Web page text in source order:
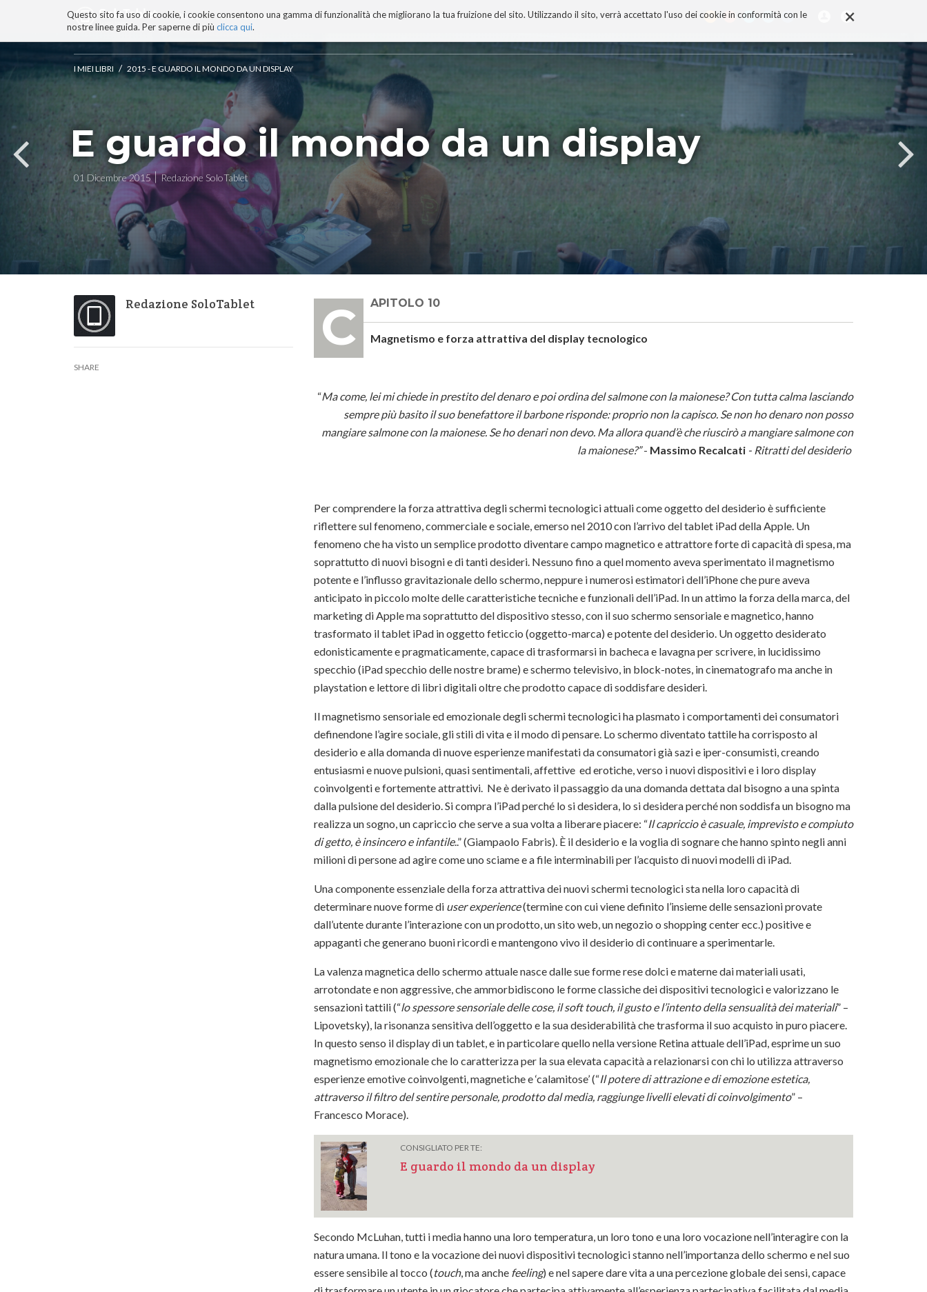
×
Questo sito fa uso di cookie, i cookie consentono una gamma di funzionalità che migliorano la tua fruizione del sito. Utilizzando il sito, verrà accettato l'uso dei cookie in conformità con le
nostre linee guida. Per saperne di più clicca qui.
BLOG TECNOCONSAPEVOLEZZA TECNOBIBLIOGRAFIA I MIEI LIBRI PROGETTO
ai
contenuti.
|
Salta
alla
navigazione
I MIEI LIBRI / 2015 - E GUARDO IL MONDO DA UN DISPLAY
E guardo il mondo da un display
01 Dicembre 2015 Redazione SoloTablet
Redazione SoloTablet
SHARE
CAPITOLO 10
Magnetismo e forza attrattiva del display tecnologico
“Ma come, lei mi chiede in prestito del denaro e poi ordina del salmone con la maionese? Con tutta calma lasciando
sempre più basito il suo benefattore il barbone risponde: proprio non la capisco. Se non ho denaro non posso
mangiare salmone con la maionese. Se ho denari non devo. Ma allora quand’è che riuscirò a mangiare salmone con
la maionese?”- Massimo Recalcati - Ritratti del desiderio
Per comprendere la forza attrattiva degli schermi tecnologici attuali come oggetto del desiderio è sufficiente
riflettere sul fenomeno, commerciale e sociale, emerso nel 2010 con l’arrivo del tablet iPad della Apple. Un
fenomeno che ha visto un semplice prodotto diventare campo magnetico e attrattore forte di capacità di spesa, ma
soprattutto di nuovi bisogni e di tanti desideri. Nessuno fino a quel momento aveva sperimentato il magnetismo
potente e l’influsso gravitazionale dello schermo, neppure i numerosi estimatori dell’iPhone che pure aveva
anticipato in piccolo molte delle caratteristiche tecniche e funzionali dell’iPad. In un attimo la forza della marca, del
marketing di Apple ma soprattutto del dispositivo stesso, con il suo schermo sensoriale e magnetico, hanno
trasformato il tablet iPad in oggetto feticcio (oggetto-marca) e potente del desiderio. Un oggetto desiderato
edonisticamente e pragmaticamente, capace di trasformarsi in bacheca e lavagna per scrivere, in lucidissimo
specchio (iPad specchio delle nostre brame) e schermo televisivo, in block-notes, in cinematografo ma anche in
playstation e lettore di libri digitali oltre che prodotto capace di soddisfare desideri.
Il magnetismo sensoriale ed emozionale degli schermi tecnologici ha plasmato i comportamenti dei consumatori
definendone l’agire sociale, gli stili di vita e il modo di pensare. Lo schermo diventato tattile ha corrisposto al
desiderio e alla domanda di nuove esperienze manifestati da consumatori già sazi e iper-consumisti, creando
entusiasmi e nuove pulsioni, quasi sentimentali, affettive ed erotiche, verso i nuovi dispositivi e i loro display
coinvolgenti e fortemente attrattivi. Ne è derivato il passaggio da una domanda dettata dal bisogno a una spinta
dalla pulsione del desiderio. Si compra l’iPad perché lo si desidera, lo si desidera perché non soddisfa un bisogno ma
realizza un sogno, un capriccio che serve a sua volta a liberare piacere: “Ilcapriccio è casuale, imprevisto e compiuto
di getto, è insincero e infantile..” (Giampaolo Fabris). È il desiderio e la voglia di sognare che hanno spinto negli anni
milioni di persone ad agire come uno sciame e a file interminabili per l’acquisto di nuovi modelli di iPad.
Una componente essenziale della forza attrattiva dei nuovi schermi tecnologici sta nella loro capacità di
determinare nuove forme di user experience(termine con cui viene definito l’insieme delle sensazioni provate
dall’utente durante l’interazione con un prodotto, un sito web, un negozio o shopping center ecc.) positive e
appaganti che generano buoni ricordi e mantengono vivo il desiderio di continuare a sperimentarle.
La valenza magnetica dello schermo attuale nasce dalle sue forme rese dolci e materne dai materiali usati,
arrotondate e non aggressive, che ammorbidiscono le forme classiche dei dispositivi tecnologici e valorizzano le
sensazioni tattili (“lo spessore sensoriale delle cose, il soft touch, il gusto e l’intento della sensualità dei materiali” –
Lipovetsky), la risonanza sensitiva dell’oggetto e la sua desiderabilità che trasforma il suo acquisto in puro piacere.
In questo senso il display di un tablet, e in particolare quello nella versione Retina attuale dell’iPad, esprime un suo
magnetismo emozionale che lo caratterizza per la sua elevata capacità a relazionarsi con chi lo utilizza attraverso
esperienze emotive coinvolgenti, magnetiche e ‘calamitose’ (“Ilpotere di attrazione e di emozione estetica,
attraverso il filtro del sentire personale, prodotto dal media, raggiunge livelli elevati di coinvolgimento” –
Francesco Morace).
CONSIGLIATO PER TE:
E guardo il mondo da un display
Secondo McLuhan, tutti i media hanno una loro temperatura, un loro tono e una loro vocazione nell’interagire con la
natura umana. Il tono e la vocazione dei nuovi dispositivi tecnologici stanno nell’importanza dello schermo e nel suo
essere sensibile al tocco (touch, ma anche feeling) e nel sapere dare vita a una percezione globale dei sensi, capace